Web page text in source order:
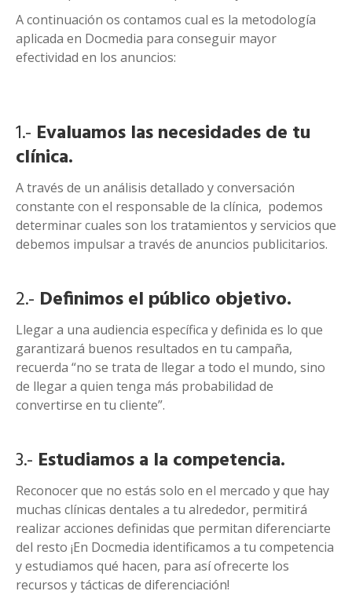
A continuación os contamos cual es la metodología
aplicada en Docmedia para conseguir mayor
efectividad en los anuncios:
1.- Evaluamos las necesidades de tu
clínica.
A través de un análisis detallado y conversación
constante con el responsable de la clínica, podemos
determinar cuales son los tratamientos y servicios que
debemos impulsar a través de anuncios publicitarios.
2.- Definimos el público objetivo.
Llegar a una audiencia específica y definida es lo que
garantizará buenos resultados en tu campaña,
recuerda “no se trata de llegar a todo el mundo, sino
de llegar a quien tenga más probabilidad de
convertirse en tu cliente”.
3.- Estudiamos a la competencia.
Reconocer que no estás solo en el mercado y que hay
muchas clínicas dentales a tu alrededor, permitirá
realizar acciones definidas que permitan diferenciarte
del resto ¡En Docmedia identificamos a tu competencia
y estudiamos qué hacen, para así ofrecerte los
recursos y tácticas de diferenciación!